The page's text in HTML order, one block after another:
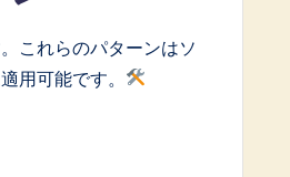
これらのパターンはソ
用可能です。